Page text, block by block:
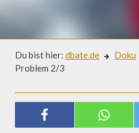
Du bist hier: dbate.de Doku
Problem 2/3
DAS MOUNT
2/3